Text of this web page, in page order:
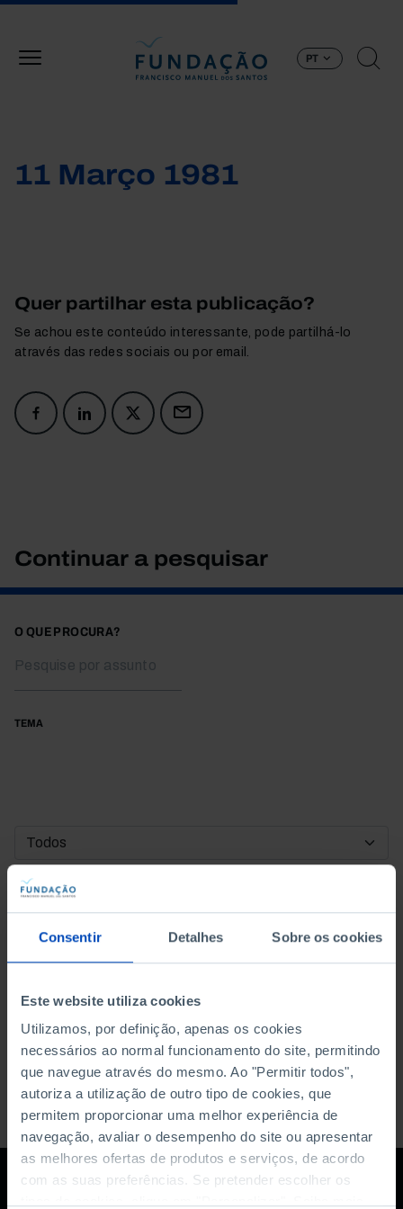
Consentir Detalhes Sobre os cookies
Este website utiliza cookies
Utilizamos, por definição, apenas os cookies
necessários ao normal funcionamento do site, permitindo
que navegue através do mesmo. Ao "Permitir todos",
autoriza a utilização de outro tipo de cookies, que
permitem proporcionar uma melhor experiência de
navegação, avaliar o desempenho do site ou apresentar
as melhores ofertas de produtos e serviços, de acordo
com as suas preferências. Se pretender escolher os
PT
11 Março 1981
Quer partilhar esta publicação?
Se achou este conteúdo interessante, pode partilhá-lo
através das redes sociais ou por email.
Continuar a pesquisar
O QUE PROCURA?
TEMA
DATA DE INÍCIO
DATA DE FIM